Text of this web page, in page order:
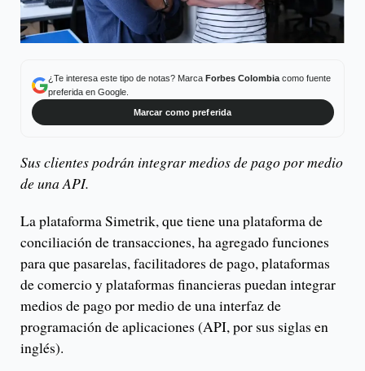
¿Te interesa este tipo de notas? Marca Forbes Colombiacomo fuente
preferida en Google.
Marcar como preferida
Sus clientes podrán integrar medios de pago por medio
de una API.
La plataforma Simetrik, que tiene una plataforma de
conciliación de transacciones, ha agregado funciones
para que pasarelas, facilitadores de pago, plataformas
de comercio y plataformas financieras puedan integrar
medios de pago por medio de una interfaz de
programación de aplicaciones (API, por sus siglas en
inglés).